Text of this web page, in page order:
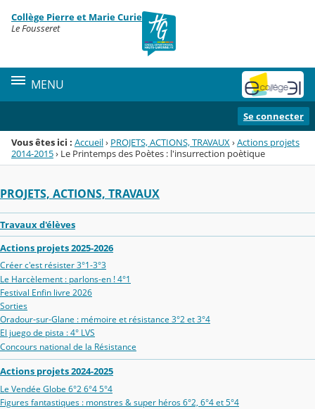
Menu de la rubrique
Contenu
Collège Pierre et Marie Curie
Le Fousseret
MENU
Se connecter
Vous êtes ici : Accueil› PROJETS, ACTIONS, TRAVAUX ›Actions projets
2014-2015› Le Printemps des Poètes : l'insurrection poètique
PROJETS, ACTIONS, TRAVAUX
Travaux d'élèves
Actions projets 2025-2026
Créer c'est résister 3°1-3°3
Le Harcèlement : parlons-en ! 4°1
Festival Enfin livre 2026
Sorties
Oradour‑sur‑Glane : mémoire et résistance 3°2 et 3°4
El juego de pista : 4° LVS
Concours national de la Résistance
Actions projets 2024-2025
Le Vendée Globe 6°2 6°4 5°4
Figures fantastiques : monstres & super héros 6°2, 6°4 et 5°4